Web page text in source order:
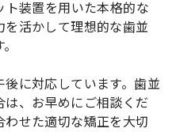
ト装置を用いた本格的な
活かして理想的な歯並
に対応しています。歯並
、お早めにご相談くだ
せた適切な矯正を大切